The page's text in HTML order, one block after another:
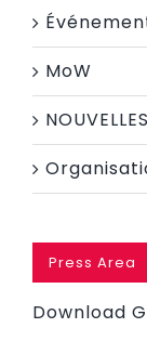
MoW
NOUVELLES
Press Area
Download